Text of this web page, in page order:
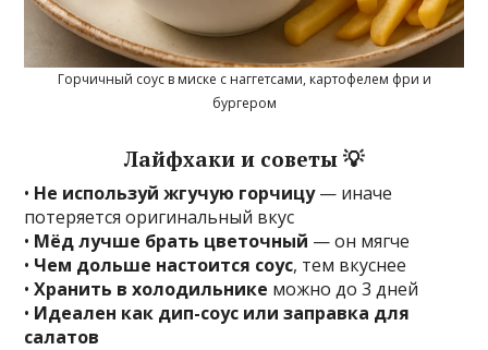
Горчичный соус в миске с наггетсами, картофелем фри и
бургером
Лайфхаки и советы 💡
• Не используй жгучую горчицу— иначе
потеряется оригинальный вкус
• Мёд лучше брать цветочный — он мягче
• Чем дольше настоится соус, тем вкуснее
•Хранить в холодильнике можно до 3 дней
• Идеален как дип-соус или заправка для
салатов